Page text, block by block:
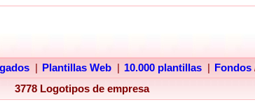
Plantillas Web 10.000 plantillas Fondos
3778 Logotipos de empresa